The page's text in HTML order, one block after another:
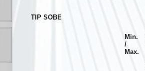
TIP SOBE
Min.
/
Max.